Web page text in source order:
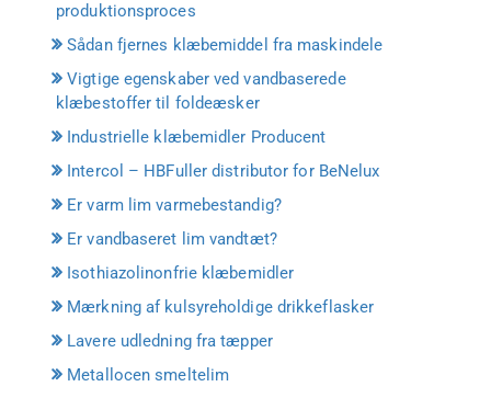
produktionsproces
Sådan fjernes klæbemiddel fra maskindele
Vigtige egenskaber ved vandbaserede
klæbestoffer til foldeæsker
Industrielle klæbemidler Producent
Intercol – HBFuller distributor for BeNelux
Er varm lim varmebestandig?
Er vandbaseret lim vandtæt?
Isothiazolinonfrie klæbemidler
Mærkning af kulsyreholdige drikkeflasker
Lavere udledning fra tæpper
Metallocen smeltelim